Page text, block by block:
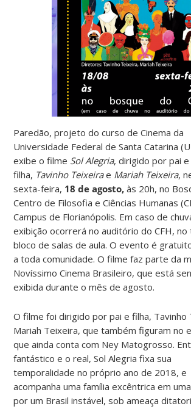
Paredão, projeto do curso de Cinema da
Universidade Federal de Santa Catarina
exibe o filme Sol Alegria, dirigido por pai e
filha, Tavinho Teixeirae Mariah Teixeira,
sexta-feira, 18 de agosto, às 20h, no
Centro de Filosofia e Ciências Humanas
Campus de Florianópolis. Em caso de
exibição ocorrerá no auditório do CFH,
bloco de salas de aula. O evento é
a toda comunidade. O filme faz parte da
Novíssimo Cinema Brasileiro, que está
exibida durante o mês de agosto.
O filme foi dirigido por pai e filha, Tavinho
Mariah Teixeira, que também figuram no
que ainda conta com Ney Matogrosso.
fantástico e o real, Sol Alegria fixa sua
temporalidade no próprio ano de 2018, e
acompanha uma família excêntrica em
por um Brasil instável, sob ameaça